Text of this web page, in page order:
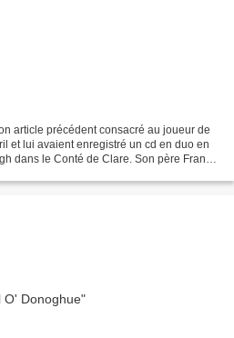
article précédent consacré au joueur de
et lui avaient enregistré un cd en duo en
dans le Conté de Clare. Son père Frank